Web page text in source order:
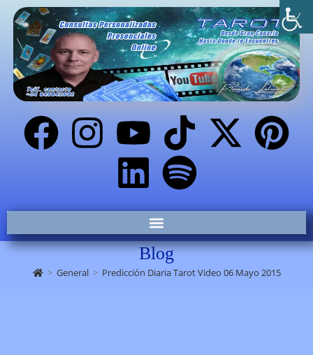
Blog
> General > Predicción Diaria Tarot Video 06 Mayo 2015